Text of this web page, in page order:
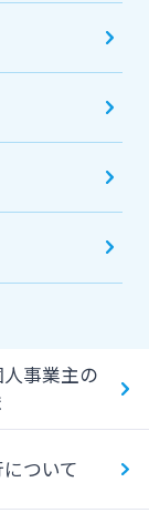
事業主の
ついて